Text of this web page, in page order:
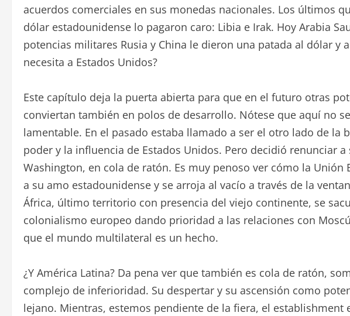
acuerdos comerciales en sus monedas nacionales. Los últimos
dólar estadounidense lo pagaron caro: Libia e Irak. Hoy Arabia
potencias militares Rusia y China le dieron una patada al dólar y
necesita a Estados Unidos?
Este capítulo deja la puerta abierta para que en el futuro otras
conviertan también en polos de desarrollo. Nótese que aquí no
lamentable. En el pasado estaba llamado a ser el otro lado de la
poder y la influencia de Estados Unidos. Pero decidió renunciar
Washington, en cola de ratón. Es muy penoso ver cómo la
a su amo estadounidense y se arroja al vacío a través de la
África, último territorio con presencia del viejo continente, se
colonialismo europeo dando prioridad a las relaciones con
que el mundo multilateral es un hecho.
¿Y América Latina? Da pena ver que también es cola de ratón,
complejo de inferioridad. Su despertar y su ascensión como
lejano. Mientras, estemos pendiente de la fiera, el establishment